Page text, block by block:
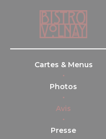
Cartes & Menus
Photos
Avis
Presse